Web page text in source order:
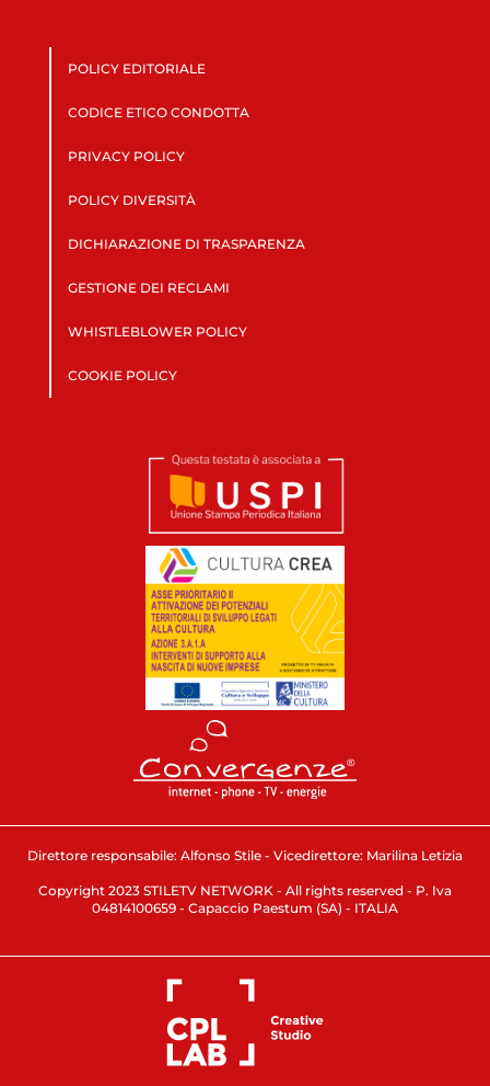
POLICY EDITORIALE
CODICE ETICO CONDOTTA
PRIVACY POLICY
POLICY DIVERSITÀ
DICHIARAZIONE DI TRASPARENZA
GESTIONE DEI RECLAMI
WHISTLEBLOWER POLICY
COOKIE POLICY
Direttore responsabile: Alfonso Stile - Vicedirettore: Marilina Letizia
Copyright 2023 STILETV NETWORK - All rights reserved - P. Iva
04814100659 - Capaccio Paestum (SA) - ITALIA